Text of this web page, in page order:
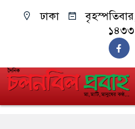
ঢাকা
১৪৩৩